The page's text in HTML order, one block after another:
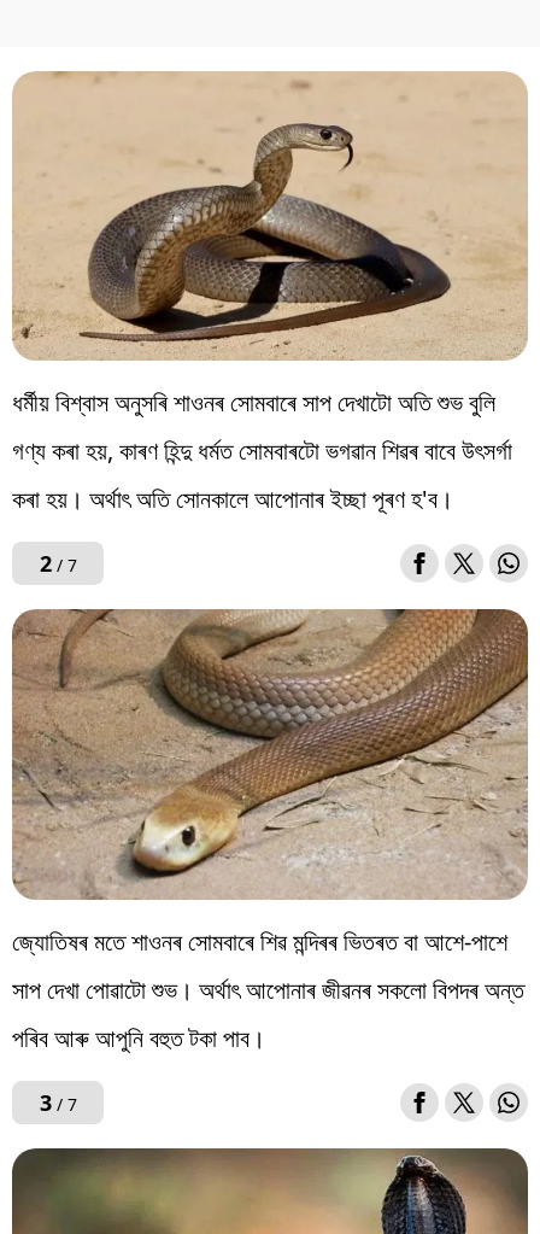
ধৰ্মীয় বিশ্বাস অনুসৰি শাওনৰ সোমবাৰে সাপ দেখাটো অতি শুভ বুলি
গণ্য কৰা হয়, কাৰণ হিন্দু ধৰ্মত সোমবাৰটো ভগৱান শিৱৰ বাবে উৎসৰ্গা
কৰা হয়। অৰ্থাৎ অতি সোনকালে আপোনাৰ ইচ্ছা পূৰণ হ'ব।
2/ 7
জ্যোতিষৰ মতে শাওনৰ সোমবাৰে শিৱ মন্দিৰৰ ভিতৰত বা আশে-পাশে
সাপ দেখা পোৱাটো শুভ। অৰ্থাৎ আপোনাৰ জীৱনৰ সকলো বিপদৰ অন্ত
পৰিব আৰু আপুনি বহুত টকা পাব।
3/ 7